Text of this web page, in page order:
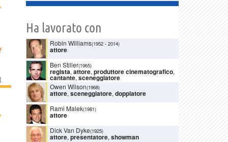
]
Ha lavorato con
Robin Williams(1952 - 2014)
attore
Ben Stiller(1965)
regista, attore, produttore cinematografico,
cantante, sceneggiatore
Owen Wilson(1968)
attore, sceneggiatore, doppiatore
Rami Malek(1981)
attore
Dick Van Dyke(1925)
attore, presentatore, showman